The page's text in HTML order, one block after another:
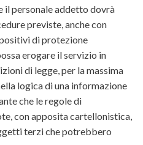
il personale addetto dovrà
previste, anche con
di protezione
erogare il servizio in
di legge, per la massima
logica di una informazione
che le regole di
con apposita cartellonistica,
terzi che potrebbero